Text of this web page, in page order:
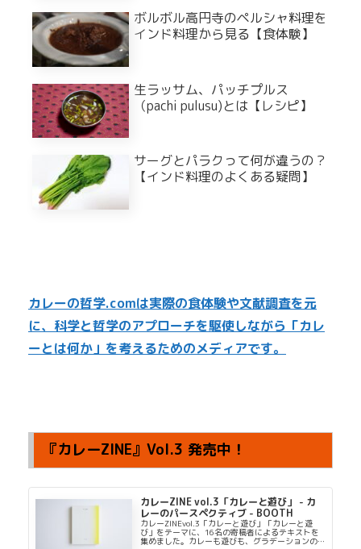
ボルボル高円寺のペルシャ料理を
インド料理から見る【食体験】
生ラッサム、パッチプルス
（pachi pulusu)とは【レシピ】
サーグとパラクって何が違うの？
【インド料理のよくある疑問】
カレーの哲学.comは実際の食体験や文献調査を元
に、科学と哲学のアプローチを駆使しながら「カレ
ーとは何か」を考えるためのメディアです。
『カレーZINE』Vol.3 発売中！
カレーZINE vol.3「カレーと遊び」 - カ
レーのパースペクティブ - BOOTH
カレーZINEvol.3「カレーと遊び」「カレーと遊
び」をテーマに、16名の寄稿者によるテキストを
集めました。カレーも遊びも、グラデーションの